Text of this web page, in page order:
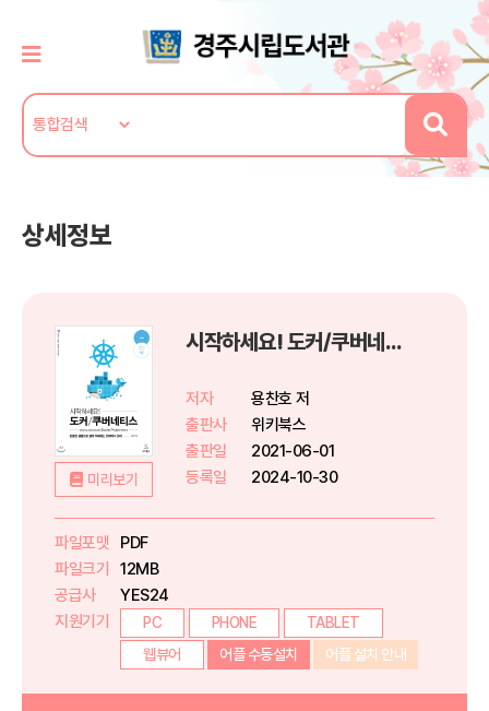
상세정보
미리보기
시작하세요! 도커/쿠버네티스 (개정판)
저자
용찬호 저
출판사
위키북스
출판일
2021-06-01
등록일
2024-10-30
파일포맷
PDF
파일크기
12MB
공급사
YES24
지원기기
PC PHONE
TABLET
웹뷰어
어플 수동설치 어플 설치 안내